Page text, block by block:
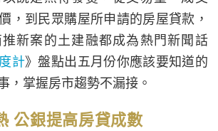
，到民眾購屋所申請的房屋貸款，
新案的土建融都成為熱門新聞話
計》盤點出五月份你應該要知道的
，掌握房市趨勢不漏接。
公銀提高房貸成數